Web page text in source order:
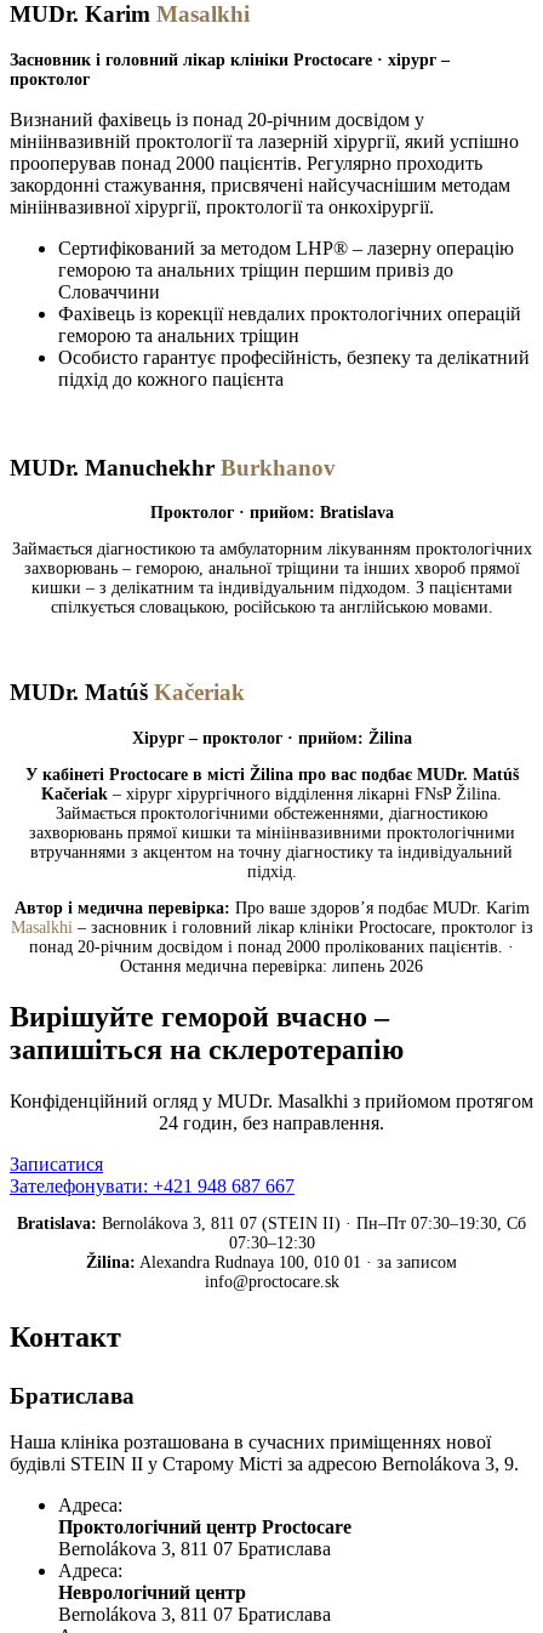
MUDr. Karim Masalkhi
Засновник і головний лікар клініки Proctocare · хірург –
проктолог
Визнаний фахівець із понад 20-річним досвідом у
мініінвазивній проктології та лазерній хірургії, який успішно
прооперував понад 2000 пацієнтів. Регулярно проходить
закордонні стажування, присвячені найсучаснішим методам
мініінвазивної хірургії, проктології та онкохірургії.
Сертифікований за методом LHP® – лазерну операцію
геморою та анальних тріщин першим привіз до
Словаччини
Фахівець із корекції невдалих проктологічних операцій
геморою та анальних тріщин
Особисто гарантує професійність, безпеку та делікатний
підхід до кожного пацієнта
MUDr. Manuchekhr Burkhanov
Проктолог · прийом: Bratislava
Займається діагностикою та амбулаторним лікуванням проктологічних
захворювань – геморою, анальної тріщини та інших хвороб прямої
кишки – з делікатним та індивідуальним підходом. З пацієнтами
спілкується словацькою, російською та англійською мовами.
MUDr. Matúš Kačeriak
Хірург – проктолог · прийом: Žilina
У кабінеті Proctocare в місті Žilina про вас подбає MUDr. Matúš
Kačeriak – хірург хірургічного відділення лікарні FNsP Žilina.
Займається проктологічними обстеженнями, діагностикою
захворювань прямої кишки та мініінвазивними проктологічними
втручаннями з акцентом на точну діагностику та індивідуальний
підхід.
Автор і медична перевірка: Про ваше здоров’я подбає MUDr. Karim
Masalkhi – засновник і головний лікар клініки Proctocare, проктолог із
понад 20-річним досвідом і понад 2000 пролікованих пацієнтів. ·
Остання медична перевірка: липень 2026
Вирішуйте геморой вчасно –
запишіться на склеротерапію
Конфіденційний огляд у MUDr. Masalkhi з прийомом протягом
24 годин, без направлення.
Записатися
Зателефонувати: +421 948 687 667
Bratislava: Bernolákova 3, 811 07 (STEIN II) · Пн–Пт 07:30–19:30, Сб
07:30–12:30
Žilina: Alexandra Rudnaya 100, 010 01 · за записом
info@proctocare.sk
Контакт
Братислава
Наша клініка розташована в сучасних приміщеннях нової
будівлі STEIN II у Старому Місті за адресою Bernolákova 3, 9.
Адреса:
Проктологічний центр Proctocare
Bernolákova 3, 811 07 Братислава
Адреса:
Неврологічний центр
Bernolákova 3, 811 07 Братислава